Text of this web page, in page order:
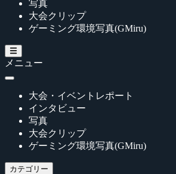
写真
大会クリップ
ゲーミング環境写真(GMiru)
メニュー
大会・イベントレポート
インタビュー
写真
大会クリップ
ゲーミング環境写真(GMiru)
カテゴリー